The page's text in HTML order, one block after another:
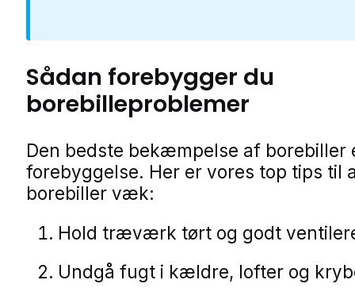
Sådan forebygger du
borebilleproblemer
Den bedste bekæmpelse af borebiller
forebyggelse. Her er vores top tips til
borebiller væk:
Hold træværk tørt og godt
Undgå fugt i kældre, lofter og